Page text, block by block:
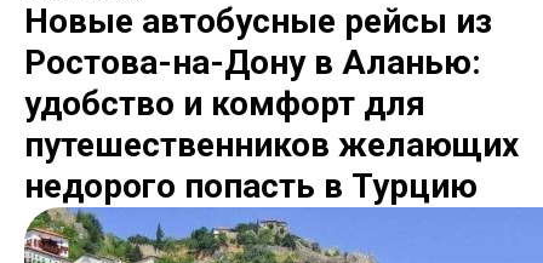
Новые автобусные рейсы из
Ростова-на-Дону в Аланью:
удобство и комфорт для
путешественников желающих
недорого попасть в Турцию